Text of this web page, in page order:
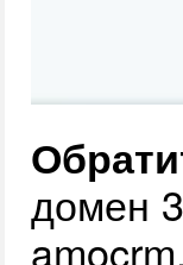
домен